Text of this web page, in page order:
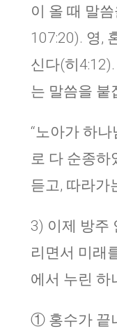
이 올 때 말
107:20). 영,
신다(히
는 말씀을 붙
“노아가 하
로 다 순종하
듣고, 따라가
3) 이제 방주
리면서 미래
에서 누린 하
① 홍수가 끝